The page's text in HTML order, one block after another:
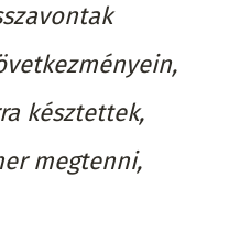
késztettek,
megtenni,